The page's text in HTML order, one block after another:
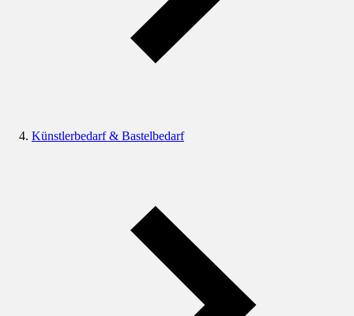
Künstlerbedarf & Bastelbedarf